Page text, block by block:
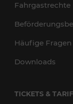
Fahrgastrechte
Häufige Fragen
Downloads
TICKETS &